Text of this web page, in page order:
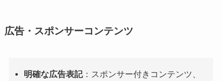
広告・スポンサーコンテンツ
明確な広告表記：スポンサー付きコンテンツ、